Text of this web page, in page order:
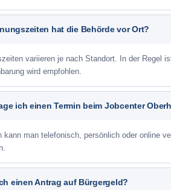
hat die Behörde vor Ort?
variieren je nach Standort. In der Regel
wird empfohlen.
ich einen Termin beim Jobcenter
kann man telefonisch, persönlich oder online
einen Antrag auf Bürgergeld?